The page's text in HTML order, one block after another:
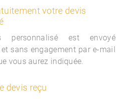
votre devis
personnalisé est envoyé
sans engagement par e-mail
vous aurez indiquée.
devis reçu